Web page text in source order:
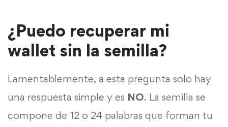
¿Puedo recuperar mi
wallet sin la semilla?
Lamentablemente, a esta pregunta solo hay
una respuesta simple y es NO. La semilla se
compone de 12 o 24 palabras que forman tu